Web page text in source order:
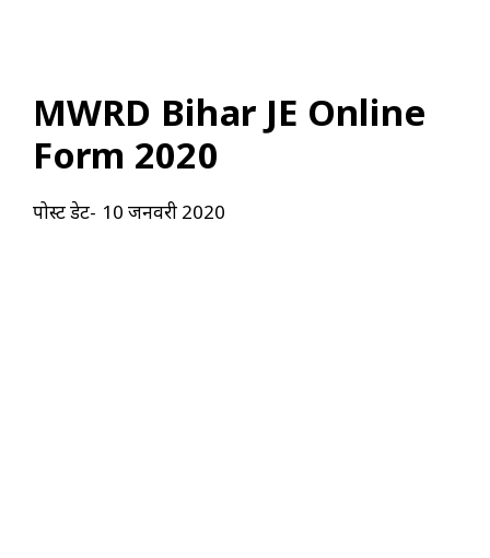
MWRD Bihar JE Online
Form 2020
पोस्ट डेट- 10 जनवरी 2020